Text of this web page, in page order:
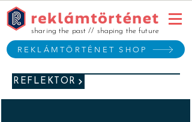
REKLÁMTÖRTÉNET SHOP
sharing the past // shaping the future
REFLEKTOR